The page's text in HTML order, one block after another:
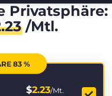
Privatsphäre:
/Mtl.
83 %
$2.23/Mt.